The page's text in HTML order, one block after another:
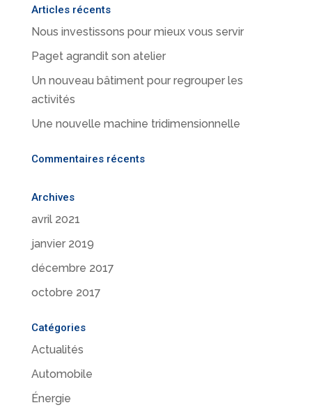
Articles récents
Nous investissons pour mieux vous servir
Paget agrandit son atelier
Un nouveau bâtiment pour regrouper les
activités
Une nouvelle machine tridimensionnelle
Commentaires récents
Archives
avril 2021
janvier 2019
décembre 2017
octobre 2017
Catégories
Actualités
Automobile
Énergie